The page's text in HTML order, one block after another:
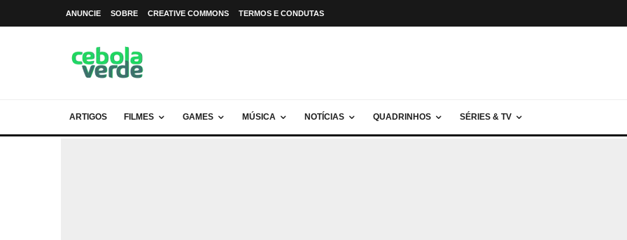
ANUNCIE SOBRE CREATIVE COMMONS TERMOS E CONDUTAS
ARTIGOS FILMES GAMES MÚSICA NOTÍCIAS QUADRINHOS SÉRIES & TV